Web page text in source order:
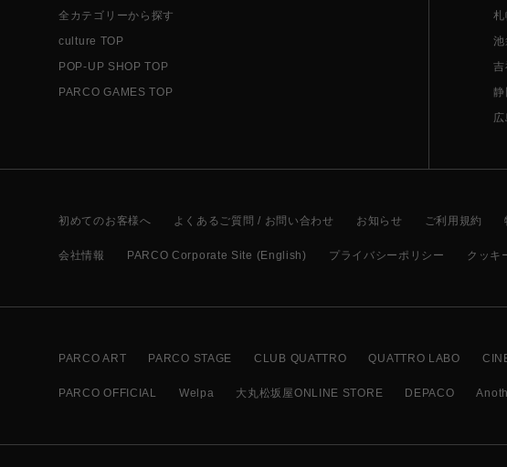
全カテゴリーから探す
culture TOP
POP-UP SHOP TOP
PARCO GAMES TOP
初めてのお客様へ よくあるご質問 / お問い合わせ お知らせ ご利用規約
会社情報 PARCO Corporate Site (English) プライバシーポリシー クッキ
PARCO ART PARCO STAGE CLUB QUATTRO QUATTRO LABO
PARCO OFFICIAL Welpa 大丸松坂屋ONLINE STORE DEPACO